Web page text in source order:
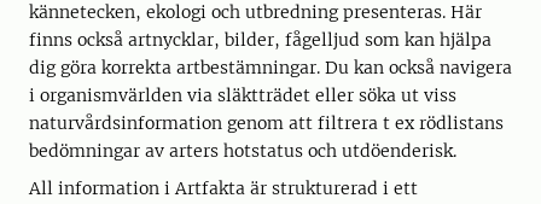
kännetecken, ekologi och utbredning presenteras. Här
finns också artnycklar, bilder, fågelljud som kan hjälpa
dig göra korrekta artbestämningar. Du kan också navigera
i organismvärlden via släktträdet eller söka ut viss
naturvårdsinformation genom att filtrera t ex rödlistans
bedömningar av arters hotstatus och utdöenderisk.
All information i Artfakta är strukturerad i ett